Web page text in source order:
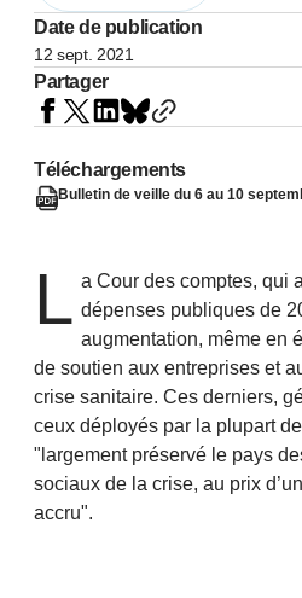
Date de publication
12 sept. 2021
Partager
L a Cour des comptes, qui
dépenses publiques de
augmentation, même en
de soutien aux entreprises et
crise sanitaire. Ces derniers,
ceux déployés par la plupart
"largement préservé le pays
sociaux de la crise, au prix
accru".
Téléchargements
Bulletin de veille du 6 au 10